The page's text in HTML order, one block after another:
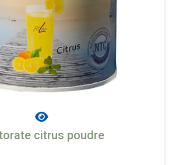
citrus poudre